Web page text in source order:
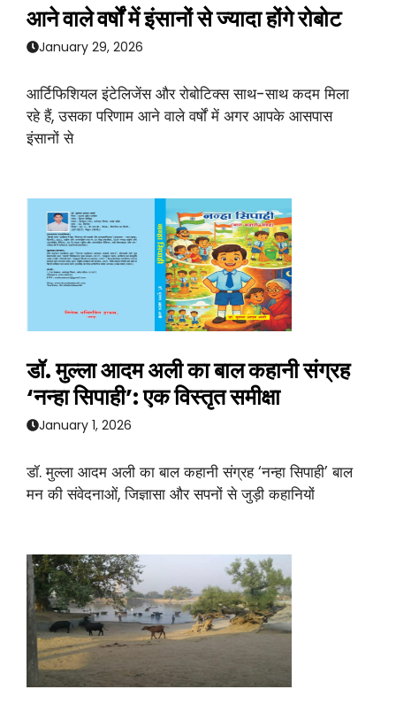
आने वाले वर्षों में इंसानों से ज्यादा होंगे रोबोट
January 29, 2026
आर्टिफिशियल इंटेलिजेंस और रोबोटिक्स साथ-साथ कदम मिला
रहे हैं, उसका परिणाम आने वाले वर्षों में अगर आपके आसपास
इंसानों से
डॉ. मुल्ला आदम अली का बाल कहानी संग्रह
‘नन्हा सिपाही’: एक विस्तृत समीक्षा
January 1, 2026
डॉ. मुल्ला आदम अली का बाल कहानी संग्रह ‘नन्हा सिपाही’ बाल
मन की संवेदनाओं, जिज्ञासा और सपनों से जुड़ी कहानियों